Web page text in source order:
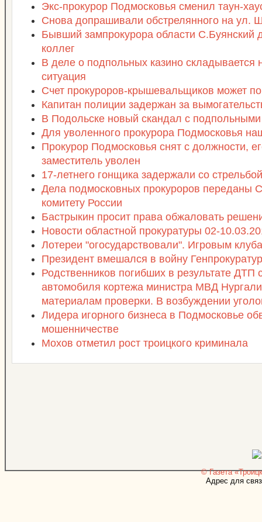
Экс-прокурор Подмосковья сменил таун-
Снова допрашивали обстрелянного на ул.
Бывший зампрокурора области С.Буянский
коллег
В деле о подпольных казино складывается
ситуация
Счет прокуроров-крышевальщиков может
Капитан полиции задержан за
В Подольске новый скандал с подпольными
Для уволенного прокурора Подмосковья
Прокурор Подмосковья снят с должности,
заместитель уволен
17-летнего гонщика задержали со стрельбой
Дела подмосковных прокуроров переданы
комитету России
Бастрыкин просит права обжаловать
Новости областной прокуратуры 02-
Лотереи "огосударствовали". Игровым
Президент вмешался в войну
Родственников погибших в результате ДТП
автомобиля кортежа министра МВД
материалам проверки. В возбуждении
Лидера игорного бизнеса в Подмосковье
мошенничестве
Мохов отметил рост троицкого криминала
© Газета
Адрес для